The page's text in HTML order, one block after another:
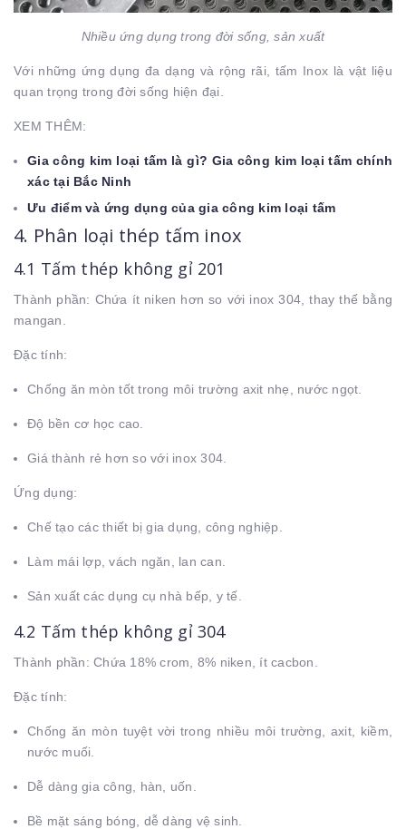
Nhiều ứng dụng trong đời sống, sản xuất
Với những ứng dụng đa dạng và rộng rãi, tấm Inox là vật liệu
quan trọng trong đời sống hiện đại.
XEM THÊM:
Gia công kim loại tấm là gì? Gia công kim loại tấm chính
xác tại Bắc Ninh
Ưu điểm và ứng dụng của gia công kim loại tấm
4. Phân loại thép tấm inox
4.1 Tấm thép không gỉ 201
Thành phần: Chứa ít niken hơn so với inox 304, thay thế bằng
mangan.
Đặc tính:
Chống ăn mòn tốt trong môi trường axit nhẹ, nước ngọt.
Độ bền cơ học cao.
Giá thành rẻ hơn so với inox 304.
Ứng dụng:
Chế tạo các thiết bị gia dụng, công nghiệp.
Làm mái lợp, vách ngăn, lan can.
Sản xuất các dụng cụ nhà bếp, y tế.
4.2 Tấm thép không gỉ 304
Thành phần: Chứa 18% crom, 8% niken, ít cacbon.
Đặc tính:
Chống ăn mòn tuyệt vời trong nhiều môi trường, axit, kiềm,
nước muối.
Dễ dàng gia công, hàn, uốn.
Bề mặt sáng bóng, dễ dàng vệ sinh.